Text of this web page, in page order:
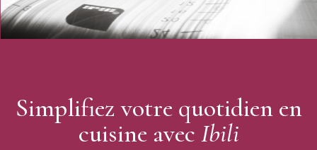
Simplifiez votre quotidien en
cuisine avec Ibili